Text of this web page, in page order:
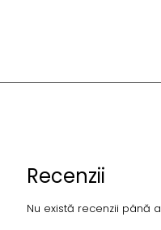
Recenzii
Nu există recenzii până